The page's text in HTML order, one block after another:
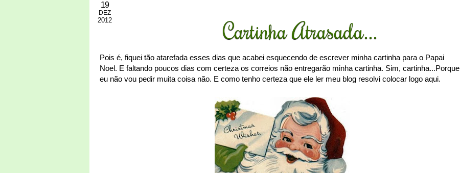
19
DEZ
2012 Cartinha Atrasada...
Pois é, fiquei tão atarefada esses dias que acabei esquecendo de escrever minha cartinha para o Papai
Noel. E faltando poucos dias com certeza os correios não entregarão minha cartinha. Sim, cartinha...Porque
eu não vou pedir muita coisa não. E como tenho certeza que ele ler meu blog resolvi colocar logo aqui.